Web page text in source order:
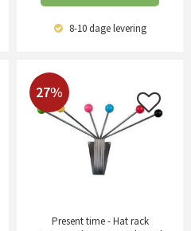
8-10 dagelevering
27%
Present time - Hat rack